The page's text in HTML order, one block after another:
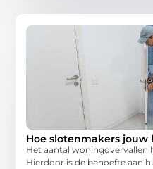
Hoe slotenmakers
Het aantal woningovervallen
Hierdoor is de behoefte aan